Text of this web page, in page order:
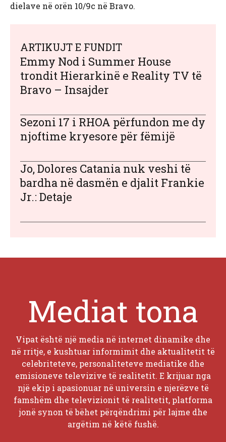
dielave në orën 10/9c në Bravo.
ARTIKUJT E FUNDIT
Emmy Nod i Summer House
trondit Hierarkinë e Reality TV të
Bravo – Insajder
Sezoni 17 i RHOA përfundon me dy
njoftime kryesore për fëmijë
Jo, Dolores Catania nuk veshi të
bardha në dasmën e djalit Frankie
Jr.: Detaje
Mediat tona
Vipat është një media në internet dinamike dhe
në rritje, e kushtuar informimit dhe aktualitetit të
celebriteteve, personaliteteve mediatike dhe
emisioneve televizive të realitetit. E krijuar nga
një ekip i apasionuar në universin e njerëzve të
famshëm dhe televizionit të realitetit, platforma
jonë synon të bëhet përqëndrimi për lajme dhe
argëtim në këtë fushë.